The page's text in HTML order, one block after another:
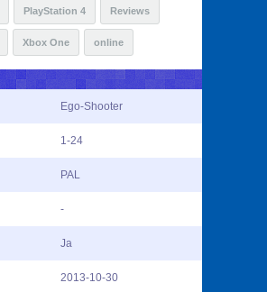
PlayStation 4 Reviews
Xbox One online
Ego-Shooter
1-24
PAL
-
Ja
2013-10-30